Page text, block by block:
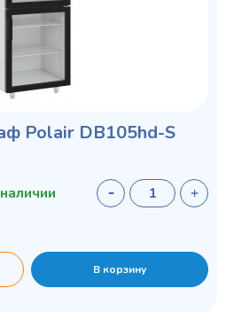
Polair DB105hd-S
В корзину